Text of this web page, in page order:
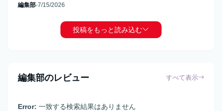
編集部-7/15/2026
投稿をもっと読み込む
編集部のレビュー すべて表示
Error: 一致する検索結果はありません